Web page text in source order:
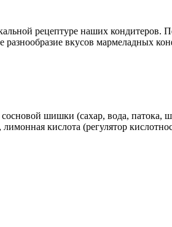
рецептуре наших
вкусов мармеладных
сосновой шишки (сахар, вода,
кислота (регулятор